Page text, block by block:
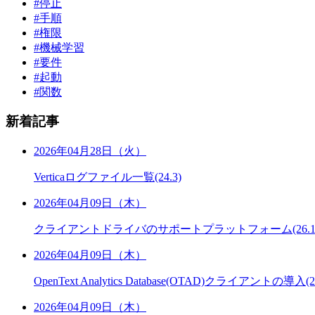
#停止
#手順
#権限
#機械学習
#要件
#起動
#関数
新着記事
2026年04月28日（火）
Verticaログファイル一覧(24.3)
2026年04月09日（木）
クライアントドライバのサポートプラットフォーム
2026年04月09日（木）
OpenText Analytics Database(OTAD)クライアントの導入
2026年04月09日（木）